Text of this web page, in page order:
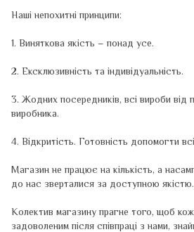
Наші непохитні принципи:
1. Виняткова якість – понад усе.
2. Ексклюзивність та індивідуальність.
3. Жодних посередників, всі вироби від
виробника.
4. Відкритість. Готовність допомогти
Магазин не працює на кількість, а
до нас зверталися за доступною якістю.
Колектив магазину прагне того, щоб
задоволеним після співпраці з нами,